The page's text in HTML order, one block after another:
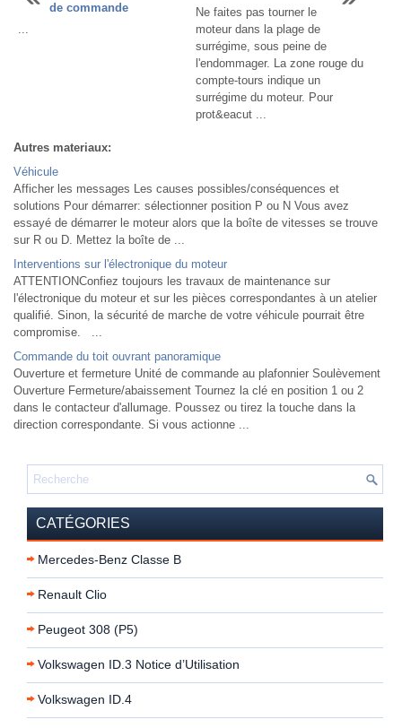
de commande
...
Ne faites pas tourner le
moteur dans la plage de
surrégime, sous peine de
l'endommager. La zone rouge du
compte-tours indique un
surrégime du moteur. Pour
prot&eacut ...
Autres materiaux:
Véhicule
Afficher les messages Les causes possibles/conséquences et
solutions Pour démarrer: sélectionner position P ou N Vous avez
essayé de démarrer le moteur alors que la boîte de vitesses se trouve
sur R ou D. Mettez la boîte de ...
Interventions sur l'électronique du moteur
ATTENTIONConfiez toujours les travaux de maintenance sur
l'électronique du moteur et sur les pièces correspondantes à un atelier
qualifié. Sinon, la sécurité de marche de votre véhicule pourrait être
compromise. ...
Commande du toit ouvrant panoramique
Ouverture et fermeture Unité de commande au plafonnier Soulèvement
Ouverture Fermeture/abaissement Tournez la clé en position 1 ou 2
dans le contacteur d'allumage. Poussez ou tirez la touche dans la
direction correspondante. Si vous actionne ...
CATÉGORIES
Mercedes-Benz Classe B
Renault Clio
Peugeot 308 (P5)
Volkswagen ID.3 Notice d’Utilisation
Volkswagen ID.4